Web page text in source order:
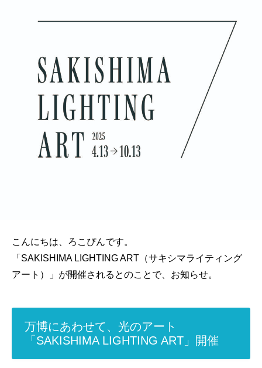
こんにちは、ろこぴんです。
「SAKISHIMA LIGHTING ART（サキシマライティング
アート）」が開催されるとのことで、お知らせ。
万博にあわせて、光のアート
「SAKISHIMA LIGHTING ART」開催